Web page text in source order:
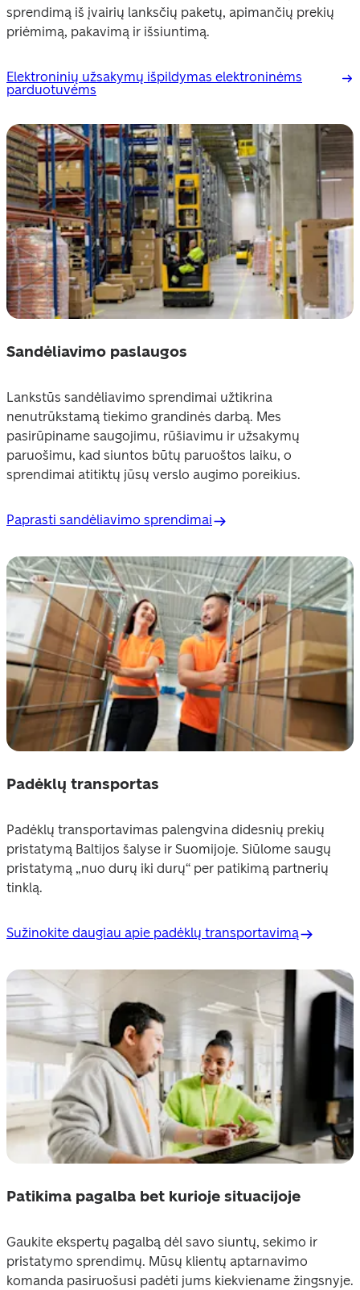
sprendimą iš įvairių lanksčių paketų, apimančių prekių
priėmimą, pakavimą ir išsiuntimą.
Elektroninių užsakymų išpildymas elektroninėms
parduotuvėms
Sandėliavimo paslaugos
Lankstūs sandėliavimo sprendimai užtikrina
nenutrūkstamą tiekimo grandinės darbą. Mes
pasirūpiname saugojimu, rūšiavimu ir užsakymų
paruošimu, kad siuntos būtų paruoštos laiku, o
sprendimai atitiktų jūsų verslo augimo poreikius.
Paprasti sandėliavimo sprendimai
Padėklų transportas
Padėklų transportavimas palengvina didesnių prekių
pristatymą Baltijos šalyse ir Suomijoje. Siūlome saugų
pristatymą „nuo durų iki durų“ per patikimą partnerių
tinklą.
Sužinokite daugiau apie padėklų transportavimą
Patikima pagalba bet kurioje situacijoje
Gaukite ekspertų pagalbą dėl savo siuntų, sekimo ir
pristatymo sprendimų. Mūsų klientų aptarnavimo
komanda pasiruošusi padėti jums kiekviename žingsnyje.